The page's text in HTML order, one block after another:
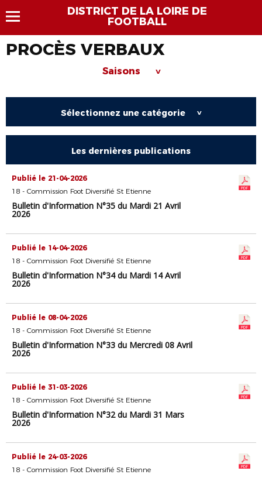
DISTRICT DE LA LOIRE DE
FOOTBALL
PROCÈS VERBAUX
Saisons >
Sélectionnez une catégorie >
Les dernières publications
Publié le 21-04-2026
18 - Commission Foot Diversifié St Etienne
Bulletin d'Information N°35 du Mardi 21 Avril
2026
Publié le 14-04-2026
18 - Commission Foot Diversifié St Etienne
Bulletin d'Information N°34 du Mardi 14 Avril
2026
Publié le 08-04-2026
18 - Commission Foot Diversifié St Etienne
Bulletin d'Information N°33 du Mercredi 08 Avril
2026
Publié le 31-03-2026
18 - Commission Foot Diversifié St Etienne
Bulletin d'Information N°32 du Mardi 31 Mars
2026
Publié le 24-03-2026
18 - Commission Foot Diversifié St Etienne